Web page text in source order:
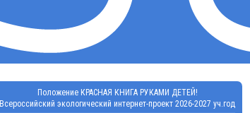
Положение КРАСНАЯ КНИГА РУКАМИ ДЕТЕЙ!
Всероссийский экологический интернет-проект 2026-2027 уч.год